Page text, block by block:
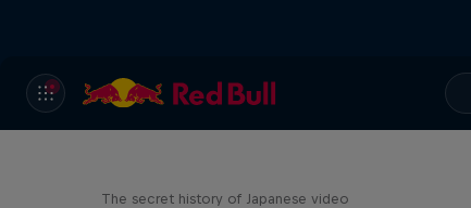
The secret history of Japanese video